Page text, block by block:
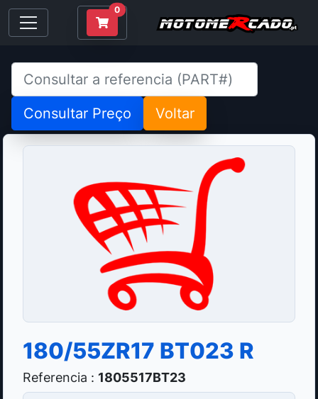
0
Consultar Preço Voltar
180/55ZR17 BT023 R
Referencia : 1805517BT23